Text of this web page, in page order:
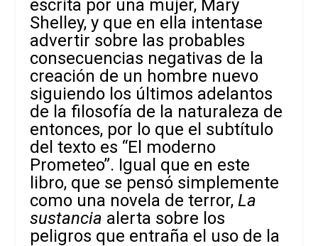
escrita por una mujer, Mary
Shelley, y que en ella intentase
advertir sobre las probables
consecuencias negativas de la
creación de un hombre nuevo
siguiendo los últimos adelantos
de la filosofía de la naturaleza de
entonces, por lo que el subtítulo
del texto es “El moderno
Prometeo”. Igual que en este
libro, que se pensó simplemente
como una novela de terror,La
sustancia alerta sobre los
peligros que entraña el uso de la